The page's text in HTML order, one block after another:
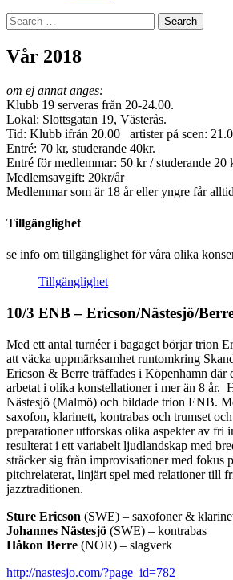
Search
for:
Vår 2018
om ej annat anges:
Klubb 19 serveras från 20-24.00.
Lokal: Slottsgatan 19, Västerås.
Tid: Klubb ifrån 20.00 artister på scen:
Entré: 70 kr, studerande 40kr.
Entré för medlemmar: 50 kr / studerande 20
Medlemsavgift: 20kr/år
Medlemmar som är 18 år eller yngre får
Tillgänglighet
se info om tillgänglighet för våra olika
Tillgänglighet
10/3 ENB – Ericson/Nästesjö/
Med ett antal turnéer i bagaget börjar trion
att väcka uppmärksamhet runtomkring
Ericson & Berre träffades i Köpenhamn där
arbetat i olika konstellationer i mer än 8 år.
Nästesjö (Malmö) och bildade trion ENB.
saxofon, klarinett, kontrabas och trumset
preparationer utforskas olika aspekter av fri
resulterat i ett variabelt ljudlandskap med
sträcker sig från improvisationer med fokus
pitchrelaterat, linjärt spel med relationer till
jazztraditionen.
Sture Ericson (SWE) – saxofoner &
Johannes Nästesjö (SWE) – kontrabas
Håkon Berre (NOR) – slagverk
http://nastesjo.com/?page_id=782